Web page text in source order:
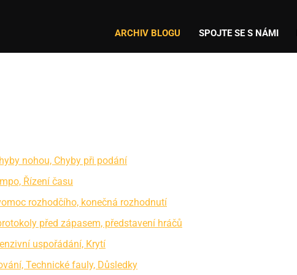
ARCHIV BLOGU SPOJTE SE S NÁMI
nohou, Chyby při podání
Řízení času
rozhodčího, konečná rozhodnutí
před zápasem, představení hráčů
uspořádání, Krytí
Technické fauly, Důsledky